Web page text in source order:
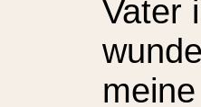
Vater